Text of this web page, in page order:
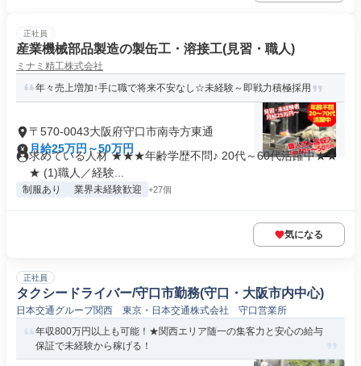
正社員
産業機械部品製造の製缶工・溶接工(見習・職人)
ミナミ精工株式会社
年々売上増加↑手に職で将来不安なし☆未経験～即戦力積極採用
〒570-0043大阪府守口市南寺方東通
月給25万円～50万円
求めている人材 ★★★年齢学歴不問♪ 20代～60代活躍中★★
★ (1)職人／経験...
制服あり 業界未経験歓迎 +27個
気になる
正社員
タクシードライバー/守口市勤務(守口・大阪市内中心)
日本交通グループ関西 東京・日本交通株式会社 守口営業所
年収800万円以上も可能！★関西エリア随一の集客力と安心の給与
保証で未経験から稼げる！